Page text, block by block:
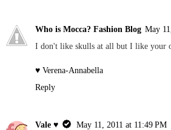
Who is Mocca? Fashion Blog May
I don't like skulls at all but I like your
♥ Verena-Annabella
Reply
Vale ♥
May 11, 2011 at 11:49 PM